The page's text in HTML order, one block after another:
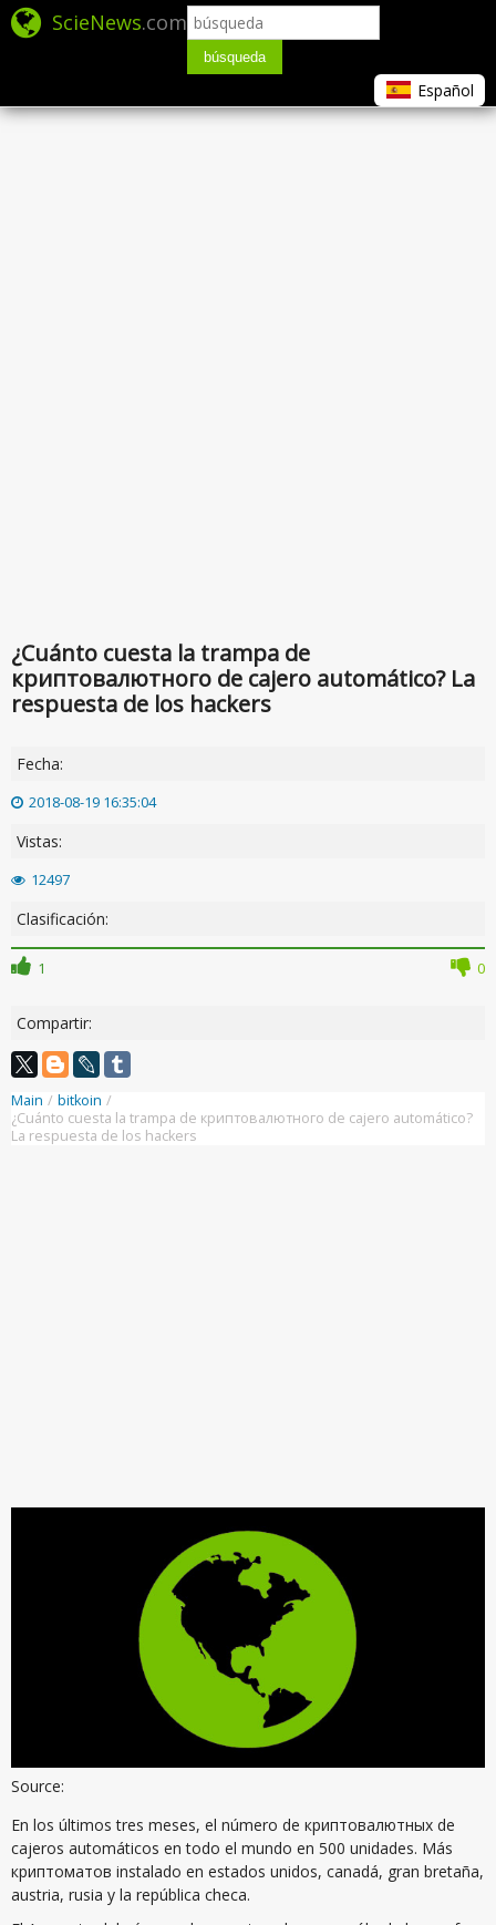
ScieNews.com
búsqueda
Español
¿Cuánto cuesta la trampa de
криптовалютного de cajero automático? La
respuesta de los hackers
Fecha:
2018-08-19 16:35:04
Vistas:
12497
Clasificación:
1 0
Compartir:
Main / bitkoin /
¿Cuánto cuesta la trampa de криптовалютного de cajero automático?
La respuesta de los hackers
Source:
En los últimos tres meses, el número de криптовалютных de
cajeros automáticos en todo el mundo en 500 unidades. Más
криптоматов instalado en estados unidos, canadá, gran bretaña,
austria, rusia y la república checa.